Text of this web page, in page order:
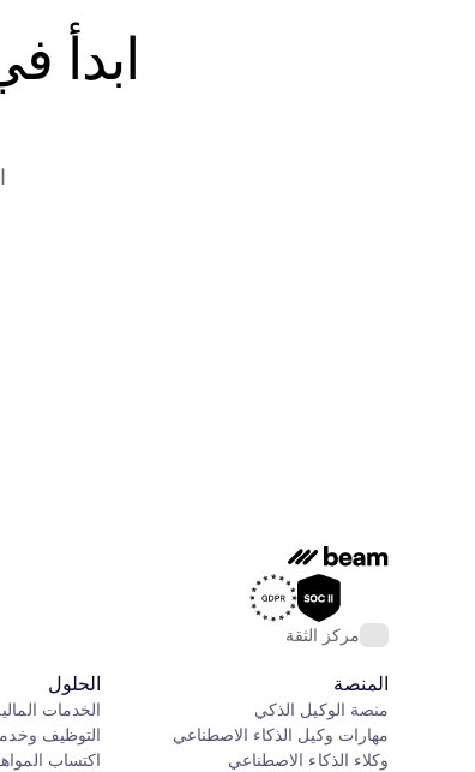
مركز الثقة
المنصة
منصة الوكيل الذكي
مهارات وكيل الذكاء الاصطناعي
وكلاء الذكاء الاصطناعي
الحلول
الخدمات
التوظيف
اكتساب